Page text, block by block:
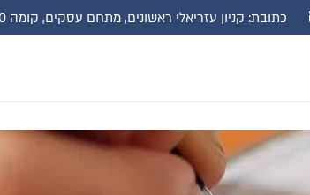
כתובת: קניון עזריאלי ראשונים, מתחם עסקים, קומה 10 רח' שדרות נים 2, ראשון לציון